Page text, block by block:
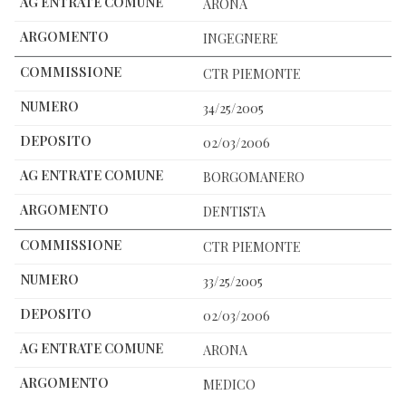
ARONA
INGEGNERE
CTR PIEMONTE
34/25/2005
02/03/2006
BORGOMANERO
DENTISTA
CTR PIEMONTE
33/25/2005
02/03/2006
ARONA
MEDICO